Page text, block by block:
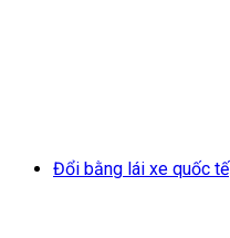
Đổi bằng lái xe quốc tế